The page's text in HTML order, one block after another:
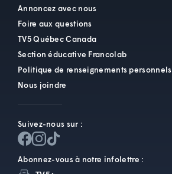
Annoncez avec nous
Foire aux questions
TV5 Québec Canada
Section éducative Francolab
Politique de renseignements personnels
Nous joindre
Suivez-nous sur :
Abonnez-vous à notre infolettre :